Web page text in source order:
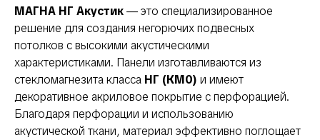
МАГНА НГ Акустик— это специализированное
решение для создания негорючих подвесных
потолков с высокими акустическими
характеристиками. Панели изготавливаются из
стекломагнезита класса НГ (КМ0) и имеют
декоративное акриловое покрытие с перфорацией.
Благодаря перфорации и использованию
акустической ткани, материал эффективно поглощает